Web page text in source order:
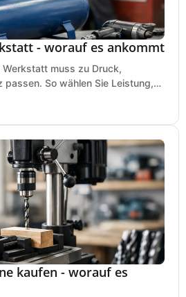
- worauf es ankommt
Werkstatt muss zu Druck,
passen. So wählen Sie Leistung,
kaufen - worauf es